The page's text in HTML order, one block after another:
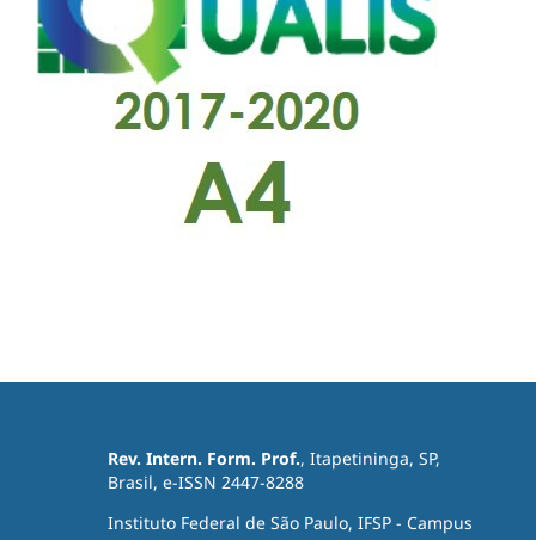
Rev. Intern. Form. Prof., Itapetininga, SP,
Brasil, e-ISSN 2447-8288
Instituto Federal de São Paulo, IFSP - Campus